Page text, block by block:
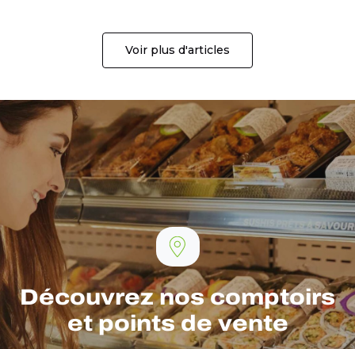
Voir plus d'articles
Découvrez nos comptoirs
et points de vente